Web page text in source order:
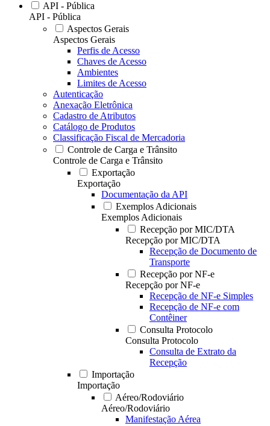
API - Pública
API - Pública
Aspectos Gerais
Aspectos Gerais
Perfis de Acesso
Chaves de Acesso
Ambientes
Limites de Acesso
Autenticação
Anexação Eletrônica
Cadastro de Atributos
Catálogo de Produtos
Classificação Fiscal de Mercadoria
Controle de Carga e Trânsito
Controle de Carga e Trânsito
Exportação
Exportação
Documentação da API
Exemplos Adicionais
Exemplos Adicionais
Recepção por MIC/DTA
Recepção por MIC/DTA
Recepção de Documento de
Transporte
Recepção por NF-e
Recepção por NF-e
Recepção de NF-e Simples
Recepção de NF-e com
Contêiner
Consulta Protocolo
Consulta Protocolo
Consulta de Extrato da
Recepção
Importação
Importação
Aéreo/Rodoviário
Aéreo/Rodoviário
Manifestação Aérea